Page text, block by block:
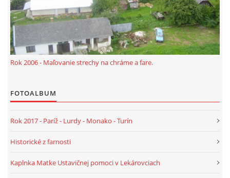
WEBOVÉ STRÁNKY
OCHRANA OSOBNÝCH ÚDAJOV
Rok 2006 - Maľovanie strechy na chráme a fare.
FOTOALBUM
Rok 2017 - Paríž - Lurdy - Monako - Turín
Historické z farnosti
Kaplnka Matke Ustavičnej pomoci v Lekárovciach